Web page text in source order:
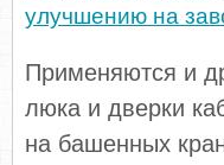
улучшению на
Применяются и
люка и дверки
на башенных